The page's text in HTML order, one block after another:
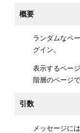
概要
ランダムなペ
グイン。
表示するペー
階層のページで
引数
メッセージに